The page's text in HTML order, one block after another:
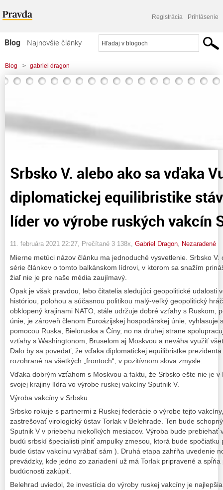
Registrácia Prihlásenie
Blog
Najnovšie články
Najčítanejšie články
Najkomentovanejšie články
Komerčné blogy
Blog > gabriel dragon
> Srbsko V. alebo ako sa vďaka Vučičovej diplomatickej equilibristike stáva zo
Srbsko V. alebo ako sa vďaka
diplomatickej equilibristike
líder vo výrobe ruských vakcín
11. februára 2021 22:27 , Prečítané 3 138x, Gabriel Dragon Nezaradené
Mierne metúci názov článku ma jednoduché vysvetlenie. Srbsko
série článkov o tomto balkánskom lídrovi, v ktorom sa snažím
žiaľ nie je pre naše média zaujímavý.
Opak je však pravdou, lebo čitatelia sledujúci geopolitické udalosti
históriou, polohou a súčasnou politikou malý-veľký geopolitický
obklopený krajinami NATO, stále udržuje dobré vzťahy s Ruskom,
únie, je zároveň členom Euroázijskej hospodárskej únie, vyhlasuje
pomocou Ruska, Bieloruska a Číny, no na druhej strane
vzťahy s Washingtonom, Bruselom aj Moskvou a neváha využiť
Dalo by sa povedať, že vďaka diplomatickej equilibristke
rozohrané na všetkých „frontoch“, v pozitívnom slova zmysle.
Vďaka dobrým vzťahom s Moskvou a faktu, že Srbsko ešte nie je
svojej krajiny lídra vo výrobe ruskej vakcíny Sputnik V.
Výroba vakcíny v Srbsku
Srbsko rokuje s partnermi z Ruskej federácie o výrobe tejto
zastrešovať virologický ústav Torlak v Belehrade. Ten bude
Sputnik V v priebehu niekoľkých mesiacov. Výroba bude prebiehať
budú srbskí špecialisti plniť ampulky zmesou, ktorá bude
bude ústav vakcínu vyrábať sám ). Druhá etapa zahŕňa uvedenie
prevádzky, kde jedno zo zariadení už má Torlak pripravené a
budúcnosti zakúpiť.
Belehrad uviedol, že investícia do výroby ruskej vakcíny je